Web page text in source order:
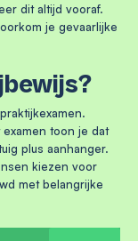
dit altijd vooraf.
je gevaarlijke
toon je dat
plus aanhanger.
kiezen voor
met belangrijke